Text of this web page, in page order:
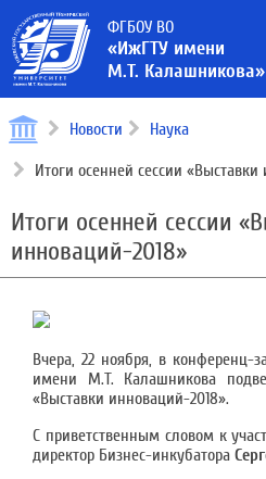
ФГБОУ ВО
«ИжГТУ имени
М.Т. Калашникова»
Новости Наука
Итоги осенней сессии
Итоги осенней сессии
инноваций-2018»
Вчера, 22 ноября, в конференц-
имени М.Т. Калашникова
«Выставки инноваций-2018».
С приветственным словом к
директор Бизнес-инкубатора